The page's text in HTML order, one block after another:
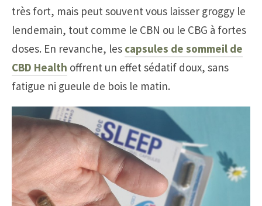
très fort, mais peut souvent vous laisser groggy le
lendemain, tout comme le CBN ou le CBG à fortes
doses. En revanche, les capsules de sommeil de
CBD Health offrent un effet sédatif doux, sans
fatigue ni gueule de bois le matin.